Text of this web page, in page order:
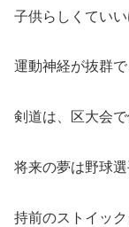
子供らしくてい
運動神経が抜群
剣道は、区大会
将来の夢は野球選
持前のストイッ